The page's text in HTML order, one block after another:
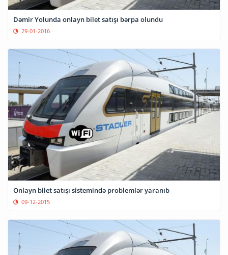
Dəmir Yolunda onlayn bilet satışı bərpa olundu
29-01-2016
Onlayn bilet satışı sistemində problemlər yaranıb
09-12-2015